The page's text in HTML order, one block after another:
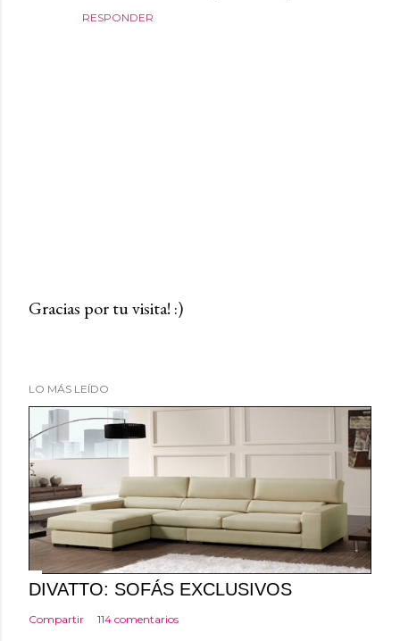
RESPONDER
l
c
a
r
u
n
c
o
m
Gracias por tu visita! :)
LO MÁS LEÍDO
DIVATTO: SOFÁS EXCLUSIVOS
Compartir 114 comentarios